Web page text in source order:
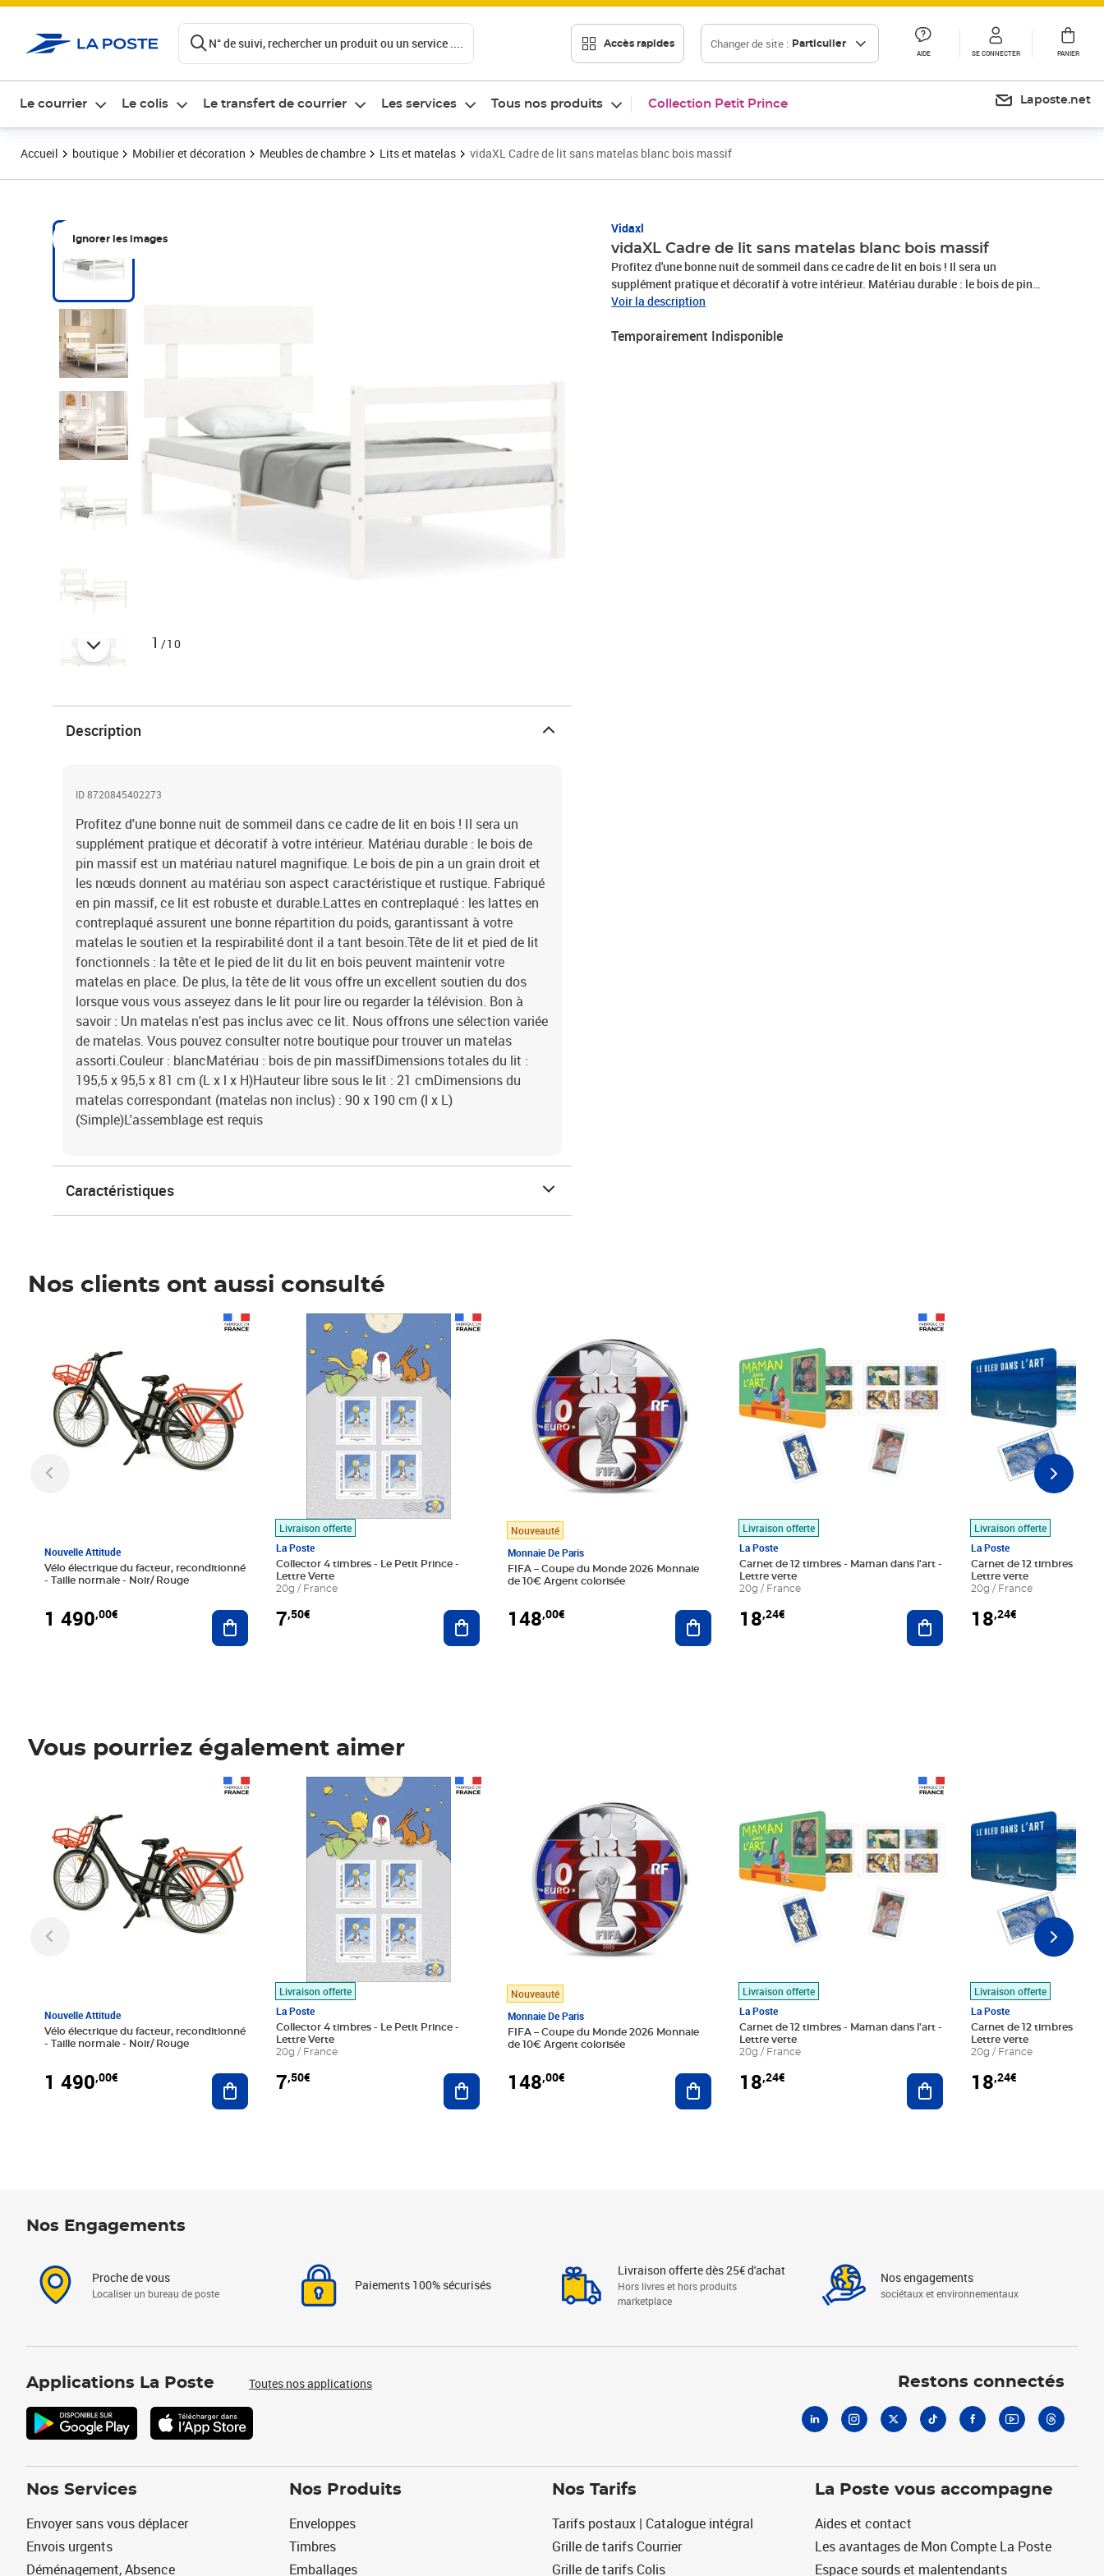
N° de suivi, rechercher un produit ou un service .... Accès rapides Changer de site : Particulier
AIDE SE CONNECTER PANIER
Le courrier Le colis Le transfert de courrier Les services Tous nos produits Collection Petit Prince Laposte.net
Accueil boutique Mobilier et décoration Meubles de chambre Lits et matelas vidaXL Cadre de lit sans matelas blanc bois massif
Ignorer les images
1 /10
Vidaxl
vidaXL Cadre de lit sans matelas blanc bois massif
Profitez d'une bonne nuit de sommeil dans ce cadre de lit en bois ! Il sera un
supplément pratique et décoratif à votre intérieur. Matériau durable : le bois de pin
massif est un matériau naturel magnifique. Le bois de pin a un grain droit et les
massif, ce lit est robuste et durable.Lattes en contreplaqué : les lattes en
Voir la description
Temporairement Indisponible
Description
ID 8720845402273
Profitez d'une bonne nuit de sommeil dans ce cadre de lit en bois ! Il sera un
supplément pratique et décoratif à votre intérieur. Matériau durable : le bois de
pin massif est un matériau naturel magnifique. Le bois de pin a un grain droit et
les nœuds donnent au matériau son aspect caractéristique et rustique. Fabriqué
en pin massif, ce lit est robuste et durable.Lattes en contreplaqué : les lattes en
contreplaqué assurent une bonne répartition du poids, garantissant à votre
matelas le soutien et la respirabilité dont il a tant besoin.Tête de lit et pied de lit
fonctionnels : la tête et le pied de lit du lit en bois peuvent maintenir votre
matelas en place. De plus, la tête de lit vous offre un excellent soutien du dos
lorsque vous vous asseyez dans le lit pour lire ou regarder la télévision. Bon à
savoir : Un matelas n'est pas inclus avec ce lit. Nous offrons une sélection variée
de matelas. Vous pouvez consulter notre boutique pour trouver un matelas
assorti.Couleur : blancMatériau : bois de pin massifDimensions totales du lit :
195,5 x 95,5 x 81 cm (L x l x H)Hauteur libre sous le lit : 21 cmDimensions du
matelas correspondant (matelas non inclus) : 90 x 190 cm (l x L)
(Simple)L'assemblage est requis
Caractéristiques
Nos clients ont aussi consulté
Nouvelle Attitude
Vélo électrique du facteur, reconditionné
- Taille normale - Noir/ Rouge
1 490,00€ Ajouter au panier
Livraison offerte
La Poste
Collector 4 timbres - Le Petit Prince -
Lettre Verte
20g / France
7,50€
Prix 7,50€
Ajouter au panier
Nouveauté
Monnaie De Paris
FIFA – Coupe du Monde 2026 Monnaie
de 10€ Argent colorisée
148,00€ Ajouter au panier
Livraison offerte
La Poste
Carnet de 12 timbres - Maman dans l'art -
Lettre verte
20g / France
18,24€ Ajouter au panier
Livraison offerte
La Poste
Carnet de 12 timbres - Le
Lettre verte
20g / France
18,24€
Vous pourriez également aimer
Nouvelle Attitude
Vélo électrique du facteur, reconditionné
- Taille normale - Noir/ Rouge
1 490,00€ Ajouter au panier
Livraison offerte
La Poste
Collector 4 timbres - Le Petit Prince -
Lettre Verte
20g / France
7,50€
Prix 7,50€
Ajouter au panier
Nouveauté
Monnaie De Paris
FIFA – Coupe du Monde 2026 Monnaie
de 10€ Argent colorisée
148,00€ Ajouter au panier
Livraison offerte
La Poste
Carnet de 12 timbres - Maman dans l'art -
Lettre verte
20g / France
18,24€ Ajouter au panier
Livraison offerte
La Poste
Carnet de 12 timbres - Le
Lettre verte
20g / France
18,24€
Nos Engagements
Proche de vous
Localiser un bureau de poste
Paiements 100% sécurisés
Livraison offerte dès 25€ d'achat
Hors livres et hors produits
marketplace
Nos engagements
sociétaux et environnementaux
Applications La Poste Toutes nos applications Restons connectés
Nos Services
Envoyer sans vous déplacer
Envois urgents
Déménagement, Absence
Nos Produits
Enveloppes
Timbres
Emballages
Nos Tarifs
Tarifs postaux | Catalogue intégral
Grille de tarifs Courrier
Grille de tarifs Colis
La Poste vous accompagne
Aides et contact
Les avantages de Mon Compte La Poste
Espace sourds et malentendants